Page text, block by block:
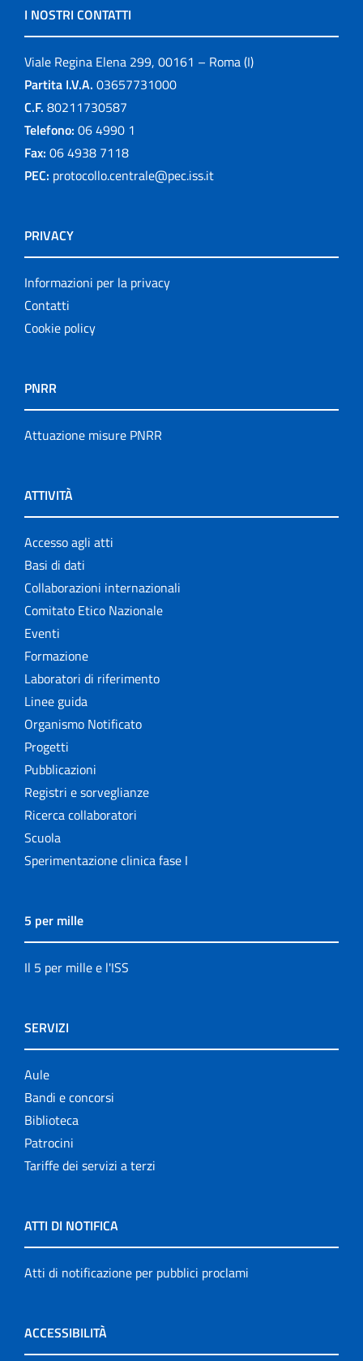
I NOSTRI CONTATTI
Viale Regina Elena 299, 00161 – Roma (I)
Partita I.V.A. 03657731000
C.F. 80211730587
Telefono: 06 4990 1
Fax: 06 4938 7118
PEC: protocollo.centrale@pec.iss.it
PRIVACY
Informazioni per la privacy
Contatti
Cookie policy
PNRR
Attuazione misure PNRR
ATTIVITÀ
Accesso agli atti
Basi di dati
Collaborazioni internazionali
Comitato Etico Nazionale
Eventi
Formazione
Laboratori di riferimento
Linee guida
Organismo Notificato
Progetti
Pubblicazioni
Registri e sorveglianze
Ricerca collaboratori
Scuola
Sperimentazione clinica fase I
5 per mille
Il 5 per mille e l'ISS
SERVIZI
Aule
Bandi e concorsi
Biblioteca
Patrocini
Tariffe dei servizi a terzi
ATTI DI NOTIFICA
Atti di notificazione per pubblici proclami
ACCESSIBILITÀ